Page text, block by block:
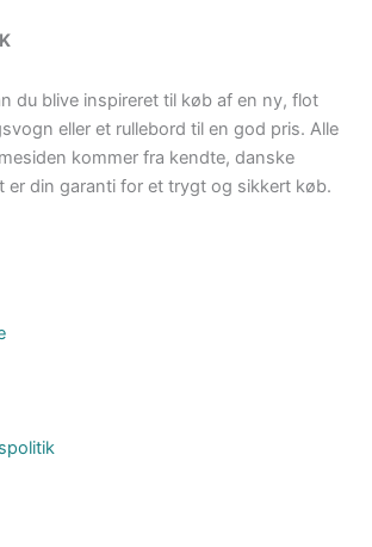
du blive inspireret til køb af en ny, flot
eller et rullebord til en god pris. Alle
kommer fra kendte, danske
er din garanti for et trygt og sikkert køb.